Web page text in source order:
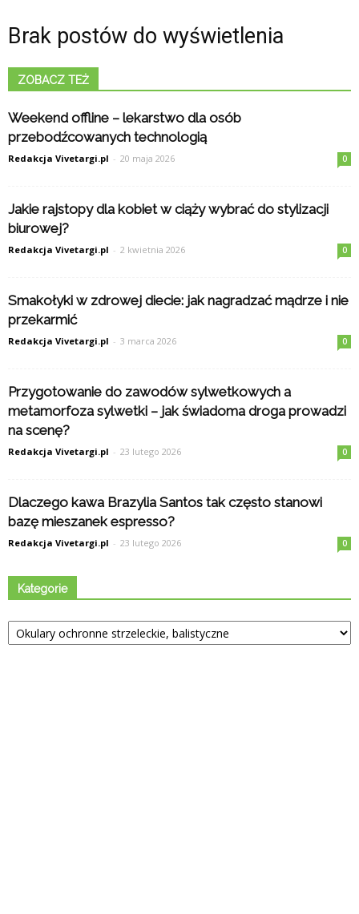
Brak postów do wyświetlenia
ZOBACZ TEŻ
Weekend offline – lekarstwo dla osób
przebodźcowanych technologią
Redakcja Vivetargi.pl - 20 maja 2026 0
Jakie rajstopy dla kobiet w ciąży wybrać do stylizacji
biurowej?
Redakcja Vivetargi.pl - 2 kwietnia 2026 0
Smakołyki w zdrowej diecie: jak nagradzać mądrze i nie
przekarmić
Redakcja Vivetargi.pl - 3 marca 2026 0
Przygotowanie do zawodów sylwetkowych a
metamorfoza sylwetki – jak świadoma droga prowadzi
na scenę?
Redakcja Vivetargi.pl - 23 lutego 2026 0
Dlaczego kawa Brazylia Santos tak często stanowi
bazę mieszanek espresso?
Redakcja Vivetargi.pl - 23 lutego 2026 0
Kategorie
Kategorie